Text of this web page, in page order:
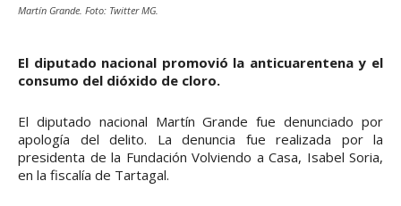
Martín Grande. Foto: Twitter MG.
El diputado nacional promovió la anticuarentena y el
consumo del dióxido de cloro.
El diputado nacional Martín Grande fue denunciado por
apología del delito. La denuncia fue realizada por la
presidenta de la Fundación Volviendo a Casa, Isabel Soria,
en la fiscalía de Tartagal.